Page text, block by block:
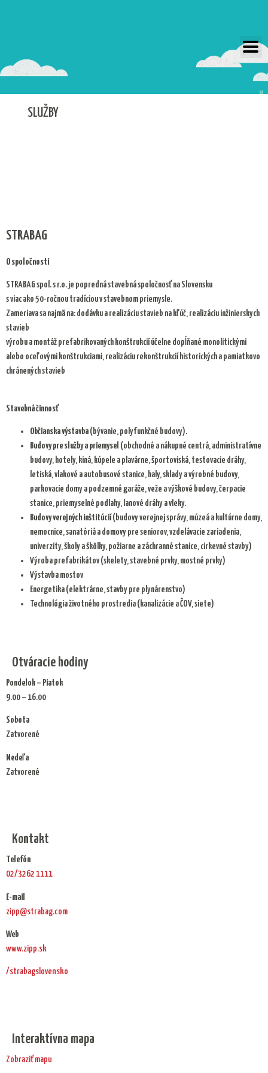
SLUŽBY
STRABAG
O spoločnosti
STRABAG spol. s r.o. je popredná stavebná spoločnosť na Slovensku
s viac ako 50-ročnou tradíciou v stavebnom priemysle.
Zameriava sa najmä na: dodávku a realizáciu stavieb na kľúč, realizáciu inžinierskych
stavieb
výrobu a montáž prefabrikovaných konštrukcií účelne dopĺňané monolitickými
alebo oceľovými konštrukciami, realizáciu rekonštrukcií historických a pamiatkovo
chránených stavieb
Stavebná činnosť
Občianska výstavba (bývanie, polyfunkčné budovy).
Budovy pre služby a priemysel (obchodné a nákupné centrá, administratívne
budovy, hotely, kiná, kúpele a plavárne, športoviská, testovacie dráhy,
letiská, vlakové a autobusové stanice, haly, sklady a výrobné budovy,
parkovacie domy a podzemné garáže, veže a výškové budovy, čerpacie
stanice, priemyselné podlahy, lanové dráhy a vleky.
Budovy verejných inštitúcií (budovy verejnej správy, múzeá a kultúrne domy,
nemocnice, sanatóriá a domovy pre seniorov, vzdelávacie zariadenia,
univerzity, školy a škôlky, požiarne a záchranné stanice, cirkevné stavby)
Výroba prefabrikátov (skelety, stavebné prvky, mostné prvky)
Výstavba mostov
Energetika (elektrárne, stavby pre plynárenstvo)
Technológia životného prostredia (kanalizácie a ČOV, siete)
Otváracie hodiny
Pondelok – Piatok
9.00 – 16.00
Sobota
Zatvorené
Nedeľa
Zatvorené
Kontakt
Telefón
02/3262 1111
E-mail
zipp@strabag.com
Web
www.zipp.sk
/strabagslovensko
Interaktívna mapa
Zobraziť mapu